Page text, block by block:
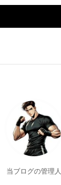
当ブログの管理人